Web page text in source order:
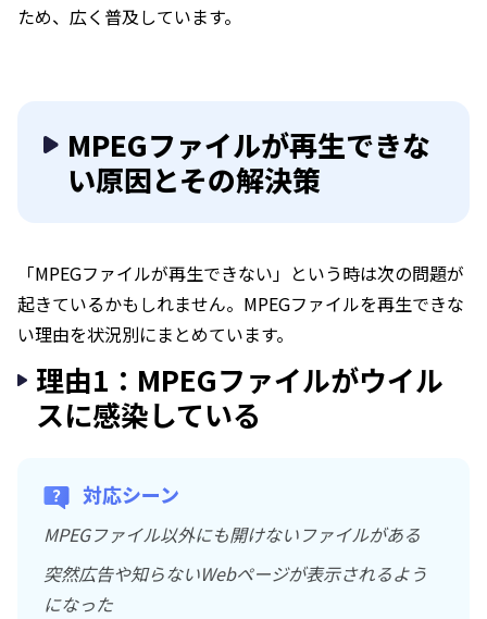
ため、広く普及しています。
MPEGファイルが再生できな
い原因とその解決策
「MPEGファイルが再生できない」という時は次の問題が
起きているかもしれません。MPEGファイルを再生できな
い理由を状況別にまとめています。
理由1：MPEGファイルがウイル
スに感染している
対応シーン
MPEGファイル以外にも開けないファイルがある
突然広告や知らないWebページが表示されるよう
になった